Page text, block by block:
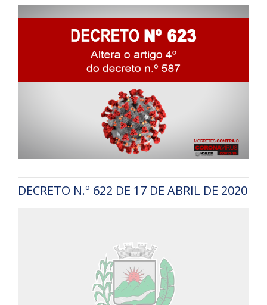
DECRETO N.º 622 DE 17 DE ABRIL DE 2020